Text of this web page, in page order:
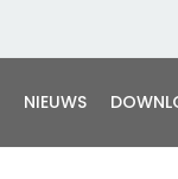
NIEUWS